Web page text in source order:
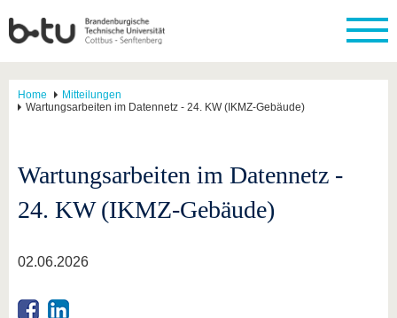
Home
Mitteilungen
Wartungsarbeiten im Datennetz - 24. KW (IKMZ-Gebäude)
Wartungsarbeiten im Datennetz -
24. KW (IKMZ-Gebäude)
02.06.2026